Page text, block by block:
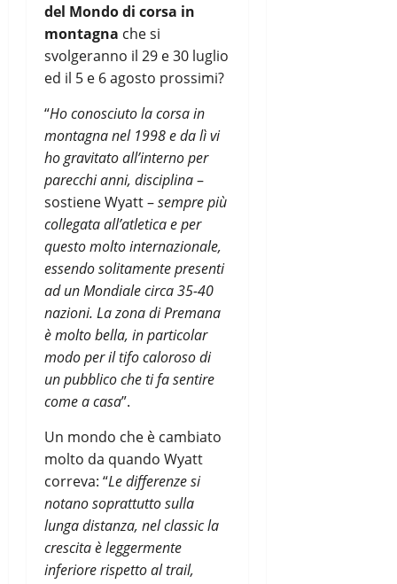
del Mondo di corsa in
montagna che si
svolgeranno il 29 e 30 luglio
ed il 5 e 6 agosto prossimi?
“Ho conosciuto la corsa in
montagna nel 1998 e da lì vi
ho gravitato all’interno per
parecchi anni, disciplina–
sostiene Wyatt –sempre più
collegata all’atletica e per
questo molto internazionale,
essendo solitamente presenti
ad un Mondiale circa 35-40
nazioni. La zona di Premana
è molto bella, in particolar
modo per il tifo caloroso di
un pubblico che ti fa sentire
come a casa”.
Un mondo che è cambiato
molto da quando Wyatt
correva: “Le differenze si
notano soprattutto sulla
lunga distanza, nel classic la
crescita è leggermente
inferiore rispetto al trail,